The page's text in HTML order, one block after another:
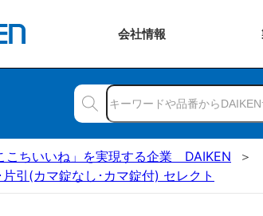
会社情報
こちいいね」を実現する企業 DAIKEN
片引(カマ錠なし･カマ錠付) セレクト